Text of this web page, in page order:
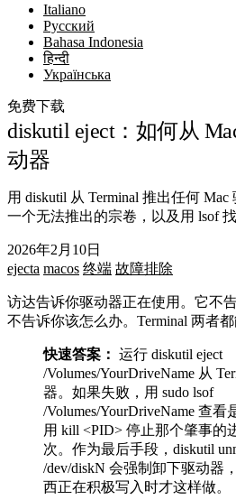
Italiano
Русский
Bahasa Indonesia
हिन्दी
Українська
免费下载
diskutil eject：如何从
动器
用 diskutil 从 Terminal 推出任何
一个无法推出的宗卷，以及用 lsof
2026年2月10日
ejecta macos 终端 故障排除
访达告诉你驱动器正在使用。它不
不告诉你该怎么办。Terminal 两者都
快速答案： 运行 diskutil eject
/Volumes/YourDriveName 从
器。如果失败，用 sudo lsof
/Volumes/YourDriveName 查看
用 kill <PID> 停止那个肇事的
次。作为最后手段， diskutil
/dev/diskN 会强制卸下驱动器
西正在积极写入时才这样做。